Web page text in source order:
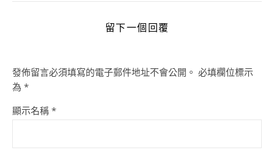
留下一個回覆
發佈留言必須填寫的電子郵件地址不會公開。 必填欄位標示
為 *
顯示名稱 *